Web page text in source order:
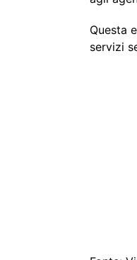
Questa
servizi